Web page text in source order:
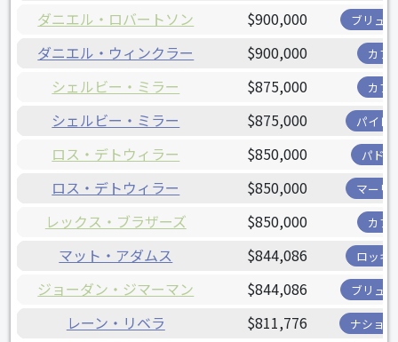
ダニエル・ロバートソン $900,000 ブリュ
ダニエル・ウィンクラー $900,000 カブ
シェルビー・ミラー $875,000 カブ
シェルビー・ミラー $875,000 パイレ
ロス・デトウィラー $850,000 パド
ロス・デトウィラー $850,000 マーリ
レックス・ブラザーズ $850,000 カブ
マット・アダムス $844,086 ロッキ
ジョーダン・ジマーマン $844,086 ブリュ
レーン・リベラ $811,776 ナショ